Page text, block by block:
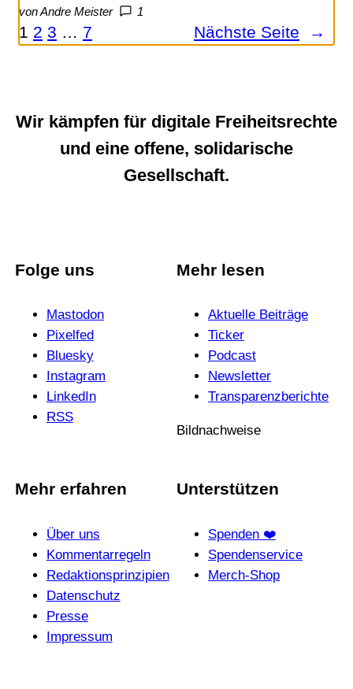
von Andre Meister
1
1 2 3 … 7 Nächste Seite →
Wir kämpfen für digitale Freiheitsrechte
und eine offene, solidarische
Gesellschaft.
Folge uns
Mastodon
Pixelfed
Bluesky
Instagram
LinkedIn
RSS
Mehr lesen
Aktuelle Beiträge
Ticker
Podcast
News­letter
Trans­pa­renz­be­richte
Bildnachweise
Mehr erfahren
Über uns
Kommentarregeln
Redak­ti­ons­prin­zi­pien
Daten­schutz
Presse
Impressum
Unterstützen
Spenden ❤️
Spendenservice
Merch-Shop